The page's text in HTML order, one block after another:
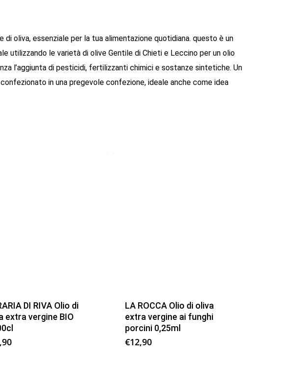
di oliva, essenziale per la tua alimentazione quotidiana. questo è un
utilizzando le varietà di olive Gentile di Chieti e Leccino per un olio
l’aggiunta di pesticidi, fertilizzanti chimici e sostanze sintetiche. Un
in una pregevole confezione, ideale anche come idea
DI RIVA Olio di
extra vergine BIO
LA ROCCA Olio di oliva
extra vergine ai funghi
porcini 0,25ml
€12,90